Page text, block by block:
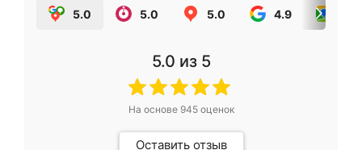
5.0 5.0 5.0 4.9
5.0 из 5
На основе 945оценок
Оставить отзыв